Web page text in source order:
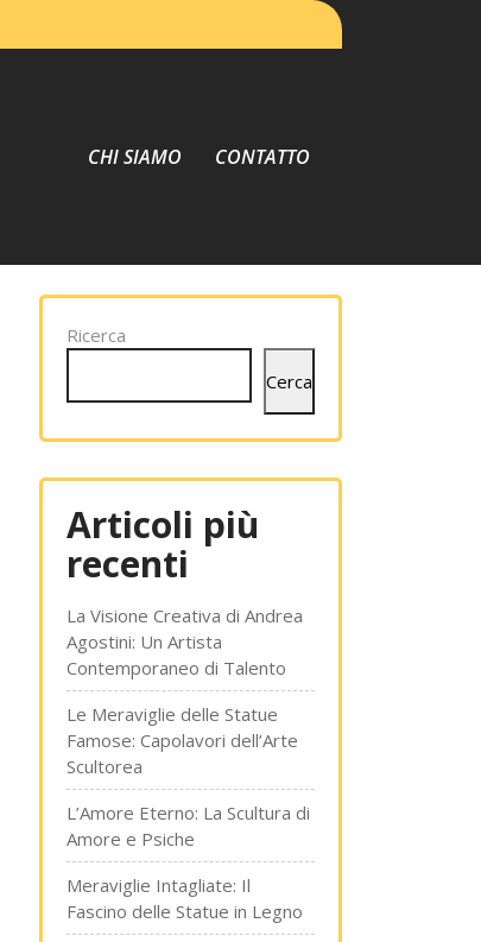
CHI SIAMO CONTATTO
Ricerca
Cerca
Articoli più
recenti
La Visione Creativa di Andrea
Agostini: Un Artista
Contemporaneo di Talento
Le Meraviglie delle Statue
Famose: Capolavori dell’Arte
Scultorea
L’Amore Eterno: La Scultura di
Amore e Psiche
Meraviglie Intagliate: Il
Fascino delle Statue in Legno